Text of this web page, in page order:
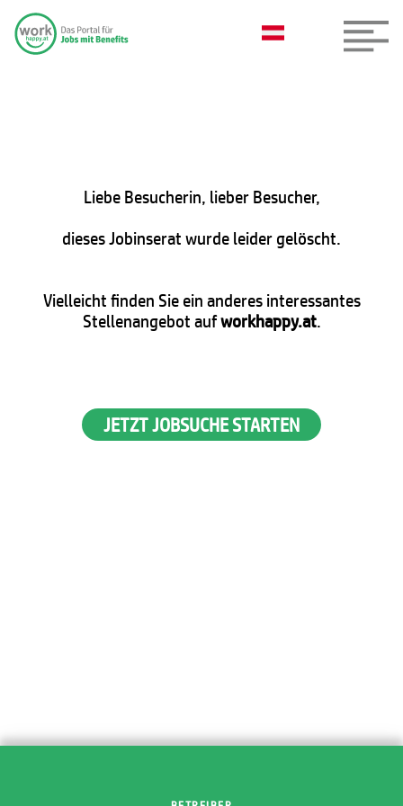
Liebe Besucherin, lieber Besucher,
dieses Jobinserat wurde leider gelöscht.
Vielleicht finden Sie ein anderes interessantes
Stellenangebot aufworkhappy.at.
JETZT JOBSUCHE STARTEN